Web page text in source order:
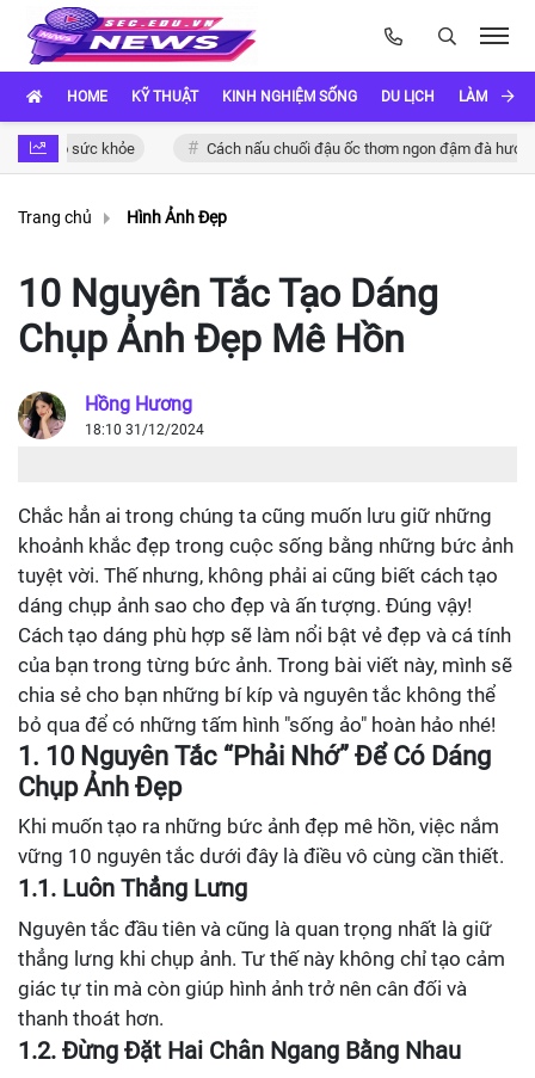
HOME KỸ THUẬT KINH NGHIỆM SỐNG DU LỊCH LÀM ĐẸP
cho sức khỏe Cách nấu chuối đậu ốc thơm ngon đậm đà hương vị
Trang chủ Hình Ảnh Đẹp
10 Nguyên Tắc Tạo Dáng
Chụp Ảnh Đẹp Mê Hồn
Hồng Hương
18:10 31/12/2024
Chắc hẳn ai trong chúng ta cũng muốn lưu giữ những
khoảnh khắc đẹp trong cuộc sống bằng những bức ảnh
tuyệt vời. Thế nhưng, không phải ai cũng biết cách tạo
dáng chụp ảnh sao cho đẹp và ấn tượng. Đúng vậy!
Cách tạo dáng phù hợp sẽ làm nổi bật vẻ đẹp và cá tính
của bạn trong từng bức ảnh. Trong bài viết này, mình sẽ
chia sẻ cho bạn những bí kíp và nguyên tắc không thể
bỏ qua để có những tấm hình "sống ảo" hoàn hảo nhé!
1. 10 Nguyên Tắc “Phải Nhớ” Để Có Dáng
Chụp Ảnh Đẹp
Khi muốn tạo ra những bức ảnh đẹp mê hồn, việc nắm
vững 10 nguyên tắc dưới đây là điều vô cùng cần thiết.
1.1. Luôn Thẳng Lưng
Nguyên tắc đầu tiên và cũng là quan trọng nhất là giữ
thẳng lưng khi chụp ảnh. Tư thế này không chỉ tạo cảm
giác tự tin mà còn giúp hình ảnh trở nên cân đối và
thanh thoát hơn.
1.2. Đừng Đặt Hai Chân Ngang Bằng Nhau